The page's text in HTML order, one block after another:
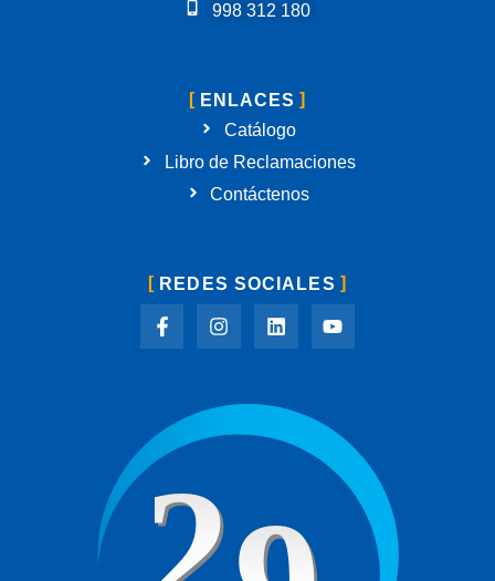
998 312 180
ENLACES
Catálogo
Libro de Reclamaciones
Contáctenos
REDES SOCIALES